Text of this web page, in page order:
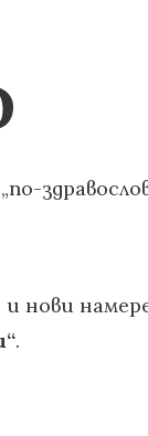
нови
.